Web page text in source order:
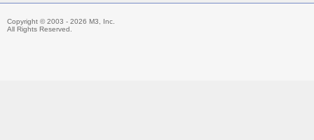
主な著書「薬局ですぐに役立つ薬の比較と使い分け100（羊土
Copyright © 2003 - 2026 M3, Inc.
All Rights Reserved.